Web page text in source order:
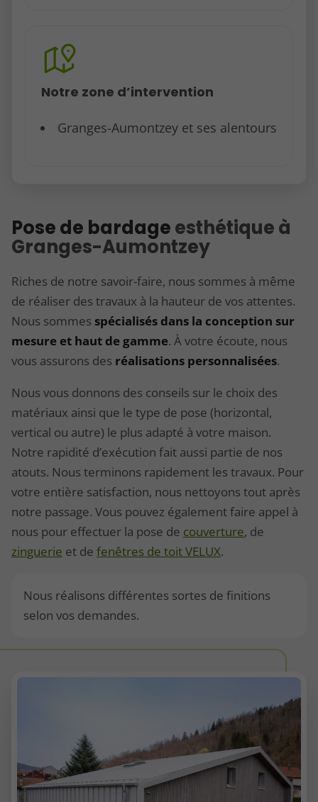
Notre zone d’intervention
Granges-Aumontzey et ses alentours
Pose de bardage esthétique à
Granges-Aumontzey
Riches de notre savoir-faire, nous sommes à même
de réaliser des travaux à la hauteur de vos attentes.
Nous sommes spécialisés dans la conception sur
mesure et haut de gamme. À votre écoute, nous
vous assurons des réalisations personnalisées.
Nous vous donnons des conseils sur le choix des
matériaux ainsi que le type de pose (horizontal,
vertical ou autre) le plus adapté à votre maison.
Notre rapidité d’exécution fait aussi partie de nos
atouts. Nous terminons rapidement les travaux. Pour
votre entière satisfaction, nous nettoyons tout après
notre passage. Vous pouvez également faire appel à
nous pour effectuer la pose de couverture, de
zinguerie et defenêtres de toit VELUX.
Nous réalisons différentes sortes de finitions
selon vos demandes.